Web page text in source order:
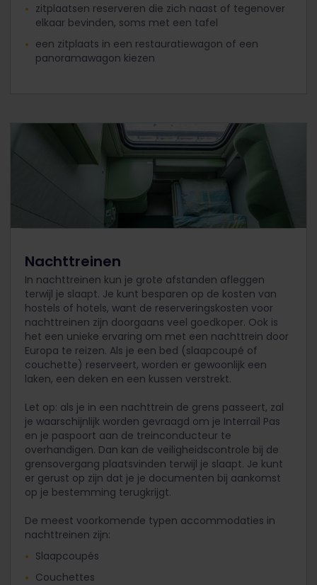
zitplaatsen reserveren die zich naast of tegenover
elkaar bevinden, soms met een tafel
een zitplaats in een restauratiewagon of een
panoramawagon kiezen
Nachttreinen
In nachttreinen kun je grote afstanden afleggen
terwijl je slaapt. Je kunt besparen op de kosten van
hostels of hotels, want de reserveringskosten voor
nachttreinen zijn doorgaans veel goedkoper. Ook is
het een unieke ervaring om met een nachttrein door
Europa te reizen. Als je een bed (slaapcoupé of
couchette) reserveert, worden er gewoonlijk een
laken, een deken en een kussen verstrekt.
Let op: als je in een nachttrein de grens passeert, zal
je waarschijnlijk worden gevraagd om je Interrail Pas
en je paspoort aan de treinconducteur te
overhandigen. Dan kan de veiligheidscontrole bij de
grensovergang plaatsvinden terwijl je slaapt. Je kunt
er gerust op zijn dat je je documenten bij aankomst
op je bestemming terugkrijgt.
De meest voorkomende typen accommodaties in
nachttreinen zijn:
Slaapcoupés
Couchettes